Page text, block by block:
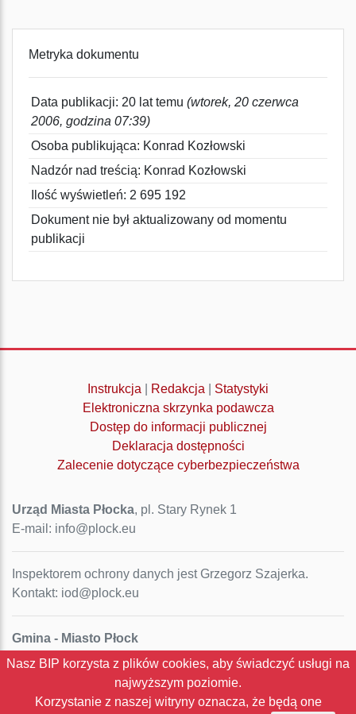
Metryka dokumentu
Data publikacji: 20 lat temu (wtorek, 20 czerwca
2006, godzina 07:39)
Osoba publikująca: Konrad Kozłowski
Nadzór nad treścią: Konrad Kozłowski
Ilość wyświetleń: 2 695 192
Dokument nie był aktualizowany od momentu
publikacji
Instrukcja Redakcja
Statystyki
Elektroniczna skrzynka podawcza
Dostęp do informacji publicznej
Deklaracja dostępności
Zalecenie dotyczące cyberbezpieczeństwa
Urząd Miasta Płocka, pl. Stary Rynek 1
E-mail: info@plock.eu
Inspektorem ochrony danych jest Grzegorz Szajerka.
Kontakt: iod@plock.eu
Gmina - Miasto Płock
Pl. Stary Rynek 1
NIP: 774-31-35-712
Nasz BIP korzysta z plików cookies, aby świadczyć usługi na
najwyższym poziomie.
Korzystanie z naszej witryny oznacza, że będą one